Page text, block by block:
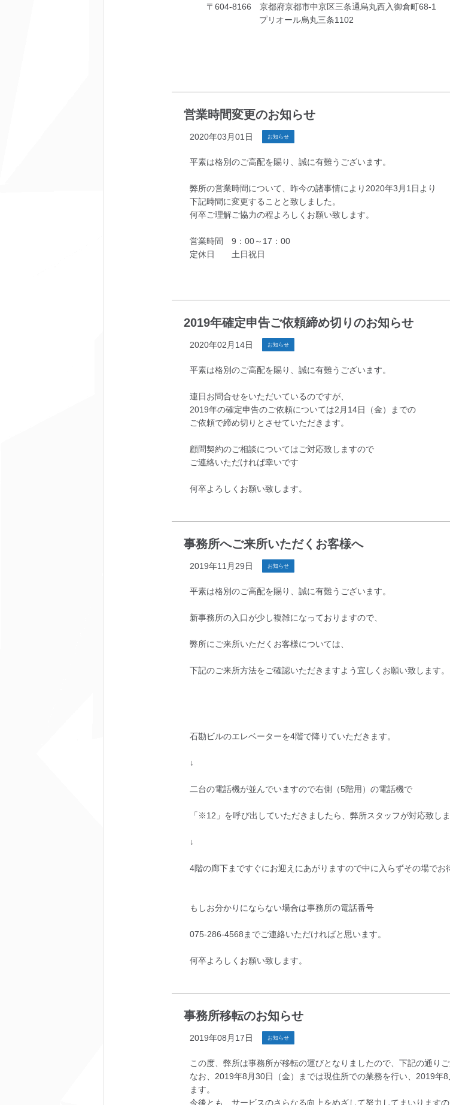
〒604-8166 京都府京都市中京区三条通烏丸西入御倉町68-1
プリオール烏丸三条1102
営業時間変更のお知らせ
2020年03月01日 お知らせ
平素は格別のご高配を賜り、誠に有難うございます。
弊所の営業時間について、昨今の諸事情により2020年3月1日より
下記時間に変更することと致しました。
何卒ご理解ご協力の程よろしくお願い致します。
営業時間 9：00～17：00
定休日 土日祝日
2019年確定申告ご依頼締め切りのお知らせ
2020年02月14日 お知らせ
平素は格別のご高配を賜り、誠に有難うございます。
連日お問合せをいただいているのですが、
2019年の確定申告のご依頼については2月14日（金）までの
ご依頼で締め切りとさせていただきます。
顧問契約のご相談についてはご対応致しますので
ご連絡いただければ幸いです
何卒よろしくお願い致します。
事務所へご来所いただくお客様へ
2019年11月29日 お知らせ
平素は格別のご高配を賜り、誠に有難うございます。
新事務所の入口が少し複雑になっておりますので、
弊所にご来所いただくお客様については、
下記のご来所方法をご確認いただきますよう宜しくお願い致します。
石勘ビルのエレベーターを4階で降りていただきます。
↓
二台の電話機が並んでいますので右側（5階用）の電話機で
「※12」を呼び出していただきましたら、弊所スタッフが対応致しま
↓
4階の廊下まですぐにお迎えにあがりますので中に入らずその場でお
もしお分かりにならない場合は事務所の電話番号
075-286-4568までご連絡いただければと思います。
何卒よろしくお願い致します。
事務所移転のお知らせ
2019年08月17日 お知らせ
この度、弊所は事務所が移転の運びとなりましたので、下記の通りご
なお、2019年8月30日（金）までは現住所での業務を行い、2019年
ます。
今後とも、サービスのさらなる向上をめざして努力してまいります